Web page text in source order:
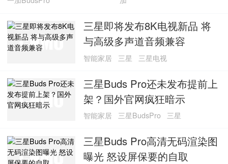
三星即将发布8K电视新品 将
与高级多声道音频兼容
智能家居 三星 三星电视
三星Buds Pro还未发布提前上
架？国外官网疯狂暗示
智能家居 三星BudsPro 三星
三星Buds Pro高清无码渲染图
曝光 怒设屏保要的自取